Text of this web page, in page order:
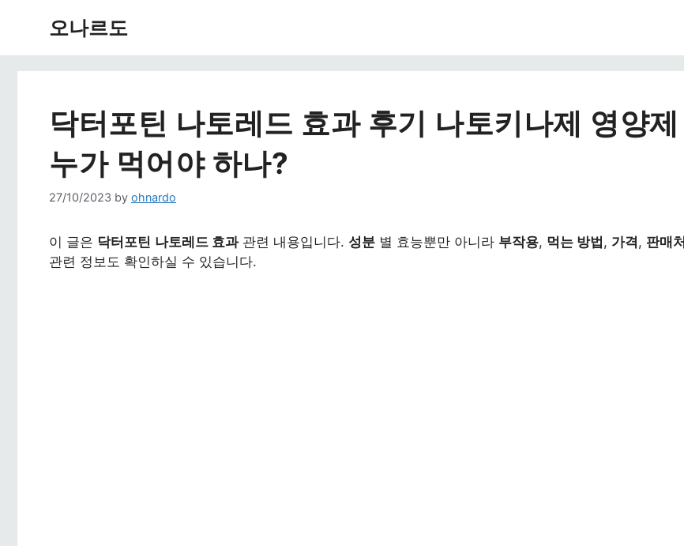
오나르도
닥터포틴 나토레드 효과 후기 나토키나제 영양제
누가 먹어야 하나?
27/10/2023 by ohnardo
이 글은 닥터포틴 나토레드 효과관련 내용입니다. 성분 별 효능뿐만 아니라 부작용, 먹는 방법 , 가격, 판매처
관련 정보도 확인하실 수 있습니다.